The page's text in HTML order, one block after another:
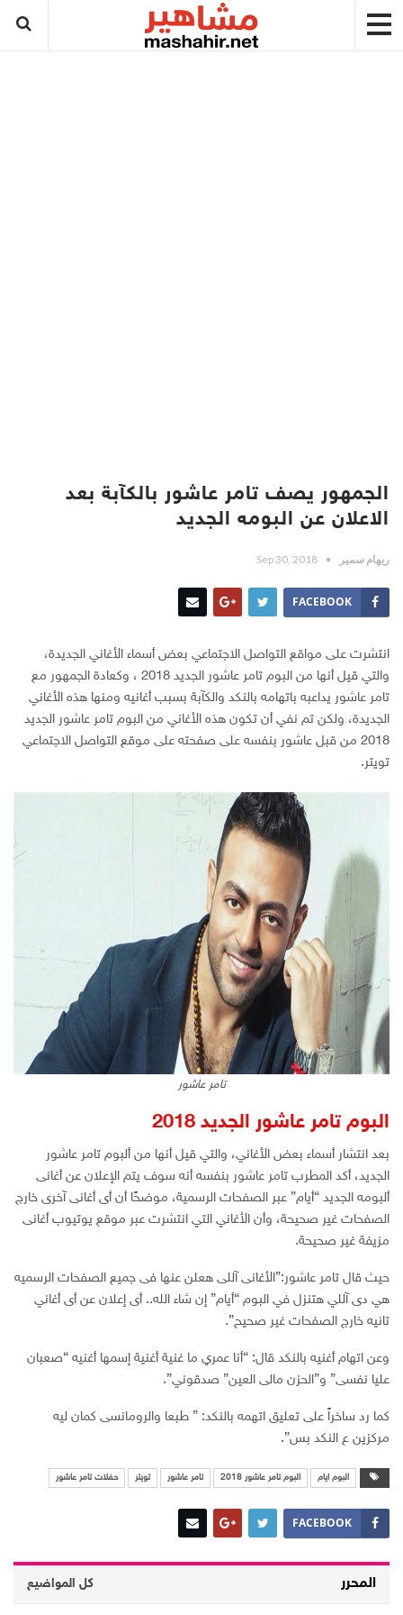
الجمهور يصف تامر عاشور بالكآبة بعد
الاعلان عن البومه الجديد
ريهام سمير Sep 30, 2018
FACEBOOK
انتشرت على مواقع التواصل الاجتماعي بعض أسماء الأغاني الجديدة،
والتي قيل أنها من البوم تامر عاشور الجديد 2018
، وكعادة الجمهور مع
تامر عاشور يداعبه باتهامه بالنكد والكآبة بسبب أغانيه ومنها هذه الأغاني
الجديدة، ولكن تم نفي أن تكون هذه الأغاني من البوم تامر عاشور الجديد
2018 من قبل عاشور بنفسه على صفحته على موقع التواصل الاجتماعي
تويتر.
تامر عاشور
البوم تامر عاشور الجديد 2018
بعد انتشار أسماء بعض الأغاني، والتي قيل أنها من ألبوم تامر عاشور
الجديد، أكد المطرب تامر عاشور بنفسه أنه سوف يتم الإعلان عن أغانى
ألبومه الجديد “أيام” عبر الصفحات الرسمية، موضحًا أن أى أغانى آخرى خارج
الصفحات غير صحيحة، وأن الأغاني التي انتشرت عبر موقع يوتيوب أغانى
مزيفة غير صحيحة.
حيث قال تامر عاشور:”الأغانى آللى هعلن عنها فى جميع الصفحات الرسميه
هي دى آللي هتنزل في البوم “أيام” إن شاء الله.. أى إعلان عن أى أغاني
تانيه خارج الصفحات غير صحيح”.
وعن اتهام أغنيه بالنكد قال: “أنا عمري ما غنية أغنية إسمها أغنيه “صعبان
عليا نفسى” و”الحزن مالى العين” صدقوني”.
كما رد ساخراً على تعليق اتهمه بالنكد: ” طبعا والرومانسى كمان ليه
مركزين ع النكد بس”.
البوم ايام البوم تامر عاشور 2018 تامر عاشور تويتر حفلات تامر عاشور
FACEBOOK
المحرر كل المواضيع